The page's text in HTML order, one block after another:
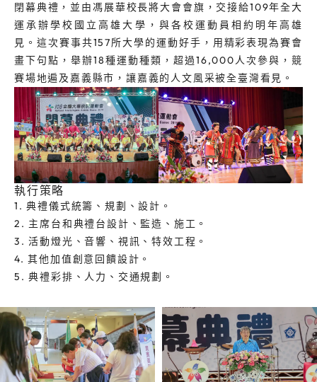
閉幕典禮，並由馮展華校長將大會會旗，交接給109年全大
運承辦學校國立高雄大學，與各校運動員相約明年高雄
見。這次賽事共157所大學的運動好手，用精彩表現為賽會
畫下句點，舉辦18種運動種類，超過16,000人次參與，競
賽場地遍及嘉義縣市，讓嘉義的人文風采被全臺灣看見。
執行策略
1. 典禮儀式統籌、規劃、設計。
2. 主席台和典禮台設計、監造、施工。
3. 活動燈光、音響、視訊、特效工程。
4. 其他加值創意回饋設計。
5. 典禮彩排、人力、交通規劃。